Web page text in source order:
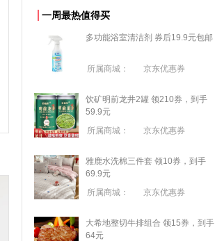
一周最热值得买
多功能浴室清洁剂 券后19.9元包邮
所属商城： 京东优惠券
饮矿明前龙井2罐 领210券，到手
59.9元
所属商城：
京东优惠券
雅鹿水洗棉三件套 领10券，到手
69.9元
所属商城：
京东优惠券
大希地整切牛排组合 领15券，到手
64元